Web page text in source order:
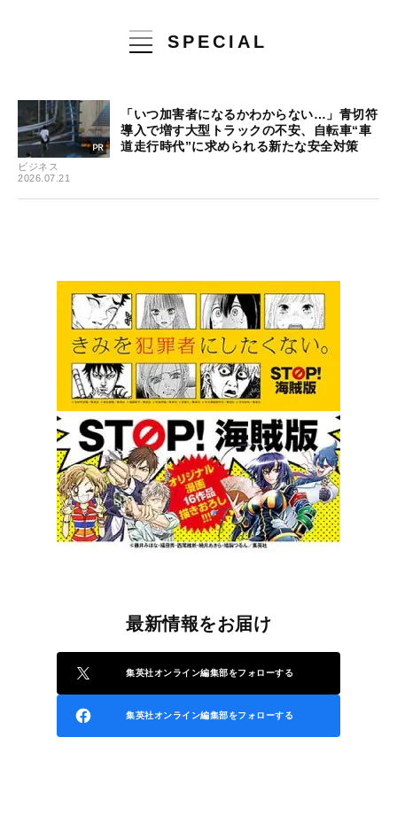
SPECIAL
ビジネス
2026.07.21
「いつ加害者になるかわからない…」青切符
導入で増す大型トラックの不安、自転車“車
道走行時代”に求められる新たな安全対策
最新情報をお届け
集英社オンライン編集部をフォローする
集英社オンライン編集部をフォローする